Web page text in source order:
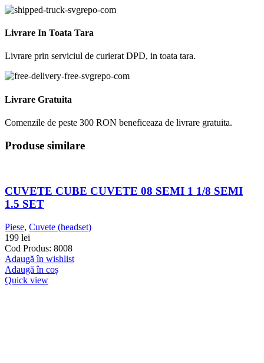
Livrare In Toata Tara
Livrare prin serviciul de curierat DPD, in toata tara.
Livrare Gratuita
Comenzile de peste 300 RON beneficeaza de livrare gratuita.
Produse similare
CUVETE CUBE CUVETE 08 SEMI 1 1/8 SEMI
1.5 SET
Piese, Cuvete (headset)
199 lei
Cod Produs: 8008
Adaugă în wishlist
Adaugă în coș
Quick view